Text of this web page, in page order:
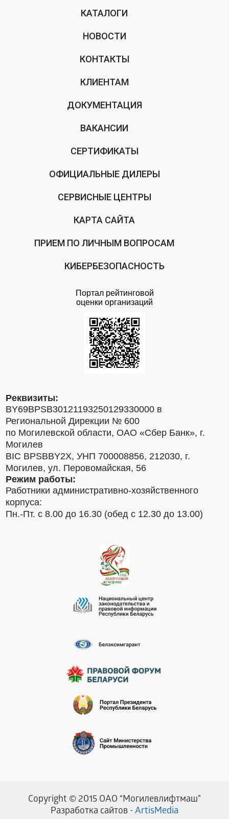
КАТАЛОГИ
НОВОСТИ
КОНТАКТЫ
КЛИЕНТАМ
ДОКУМЕНТАЦИЯ
ВАКАНСИИ
СЕРТИФИКАТЫ
ОФИЦИАЛЬНЫЕ ДИЛЕРЫ
СЕРВИСНЫЕ ЦЕНТРЫ
КАРТА САЙТА
ПРИЕМ ПО ЛИЧНЫМ ВОПРОСАМ
КИБЕРБЕЗОПАСНОСТЬ
Портал рейтинговой
оценки организаций
Реквизиты:
BY69BPSB30121193250129330000 в
Региональной Дирекции № 600
по Могилевской области, ОАО «Сбер Банк», г.
Могилев
BIC BPSBBY2X, УНП 700008856, 212030, г.
Могилев, ул. Перовомайская, 56
Режим работы:
Работники административно-хозяйственного
корпуса:
Пн.-Пт. с 8.00 до 16.30 (обед с 12.30 до 13.00)
Разработка сайтов - ArtisMedia
Copyright © 2015 ОАО “Могилевлифтмаш”